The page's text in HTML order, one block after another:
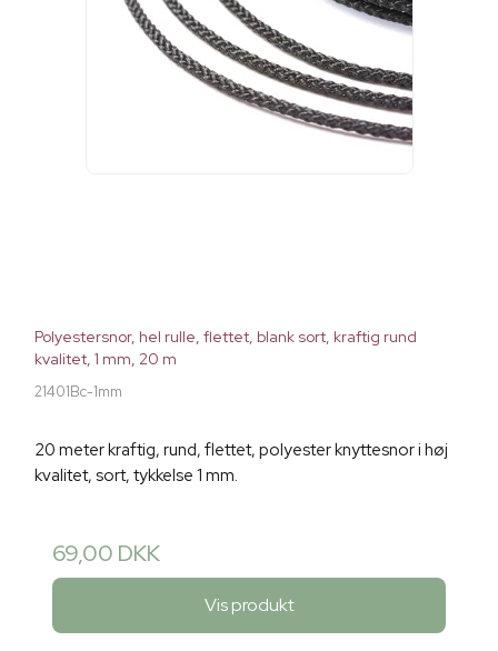
Polyestersnor, hel rulle, flettet, blank sort, kraftig rund
kvalitet, 1 mm, 20 m
21401Bc-1mm
20 meter kraftig, rund, flettet, polyester knyttesnor i høj
kvalitet, sort, tykkelse 1 mm.
69,00 DKK
Vis produkt